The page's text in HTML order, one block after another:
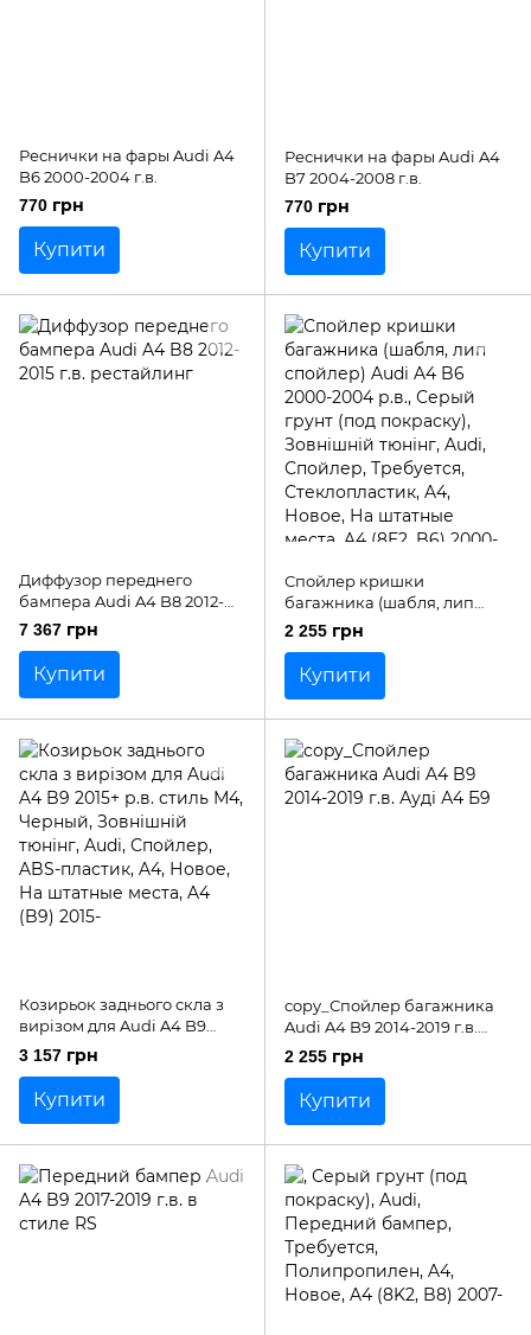
Реснички на фары Audi A4
B6 2000-2004 г.в.
770 грн
Купити
Реснички на фары Audi A4
B7 2004-2008 г.в.
770 грн
Купити
Диффузор переднего
бампера Audi A4 B8 2012-
2015 г.в. рестайлинг
7 367 грн
Купити
Спойлер кришки
багажника (шабля, лип
спойлер) Audi A4 B6 2000-
2004 р.в.
2 255 грн
Купити
Козирьок заднього скла з
вирізом для Audi A4 B9
2015+ р.в. стиль М4
3 157 грн
Купити
copy_Спойлер багажника
Audi A4 B9 2014-2019 г.в.
Ауді А4 Б9
2 255 грн
Купити